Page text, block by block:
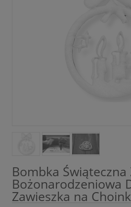
Bombka Świąteczna
Bożonarodzeniowa
Zawieszka na